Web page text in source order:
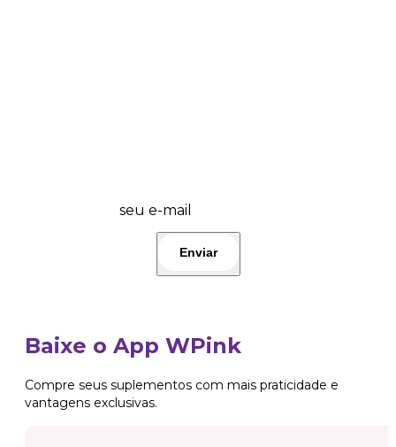
seu e-mail
Baixe o App WPink
Compre seus suplementos com mais praticidade e
vantagens exclusivas.